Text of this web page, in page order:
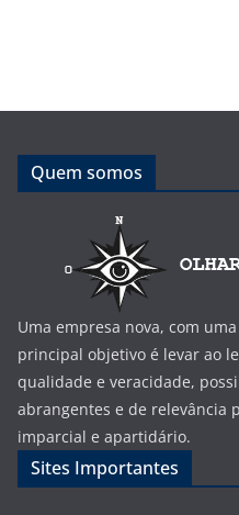
Quem somos
Uma empresa nova, com
principal objetivo é levar ao
qualidade e veracidade,
abrangentes e de relevância
imparcial e apartidário.
Sites Importantes